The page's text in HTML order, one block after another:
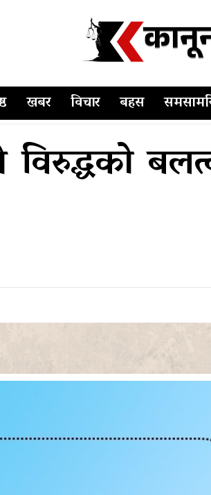
खबर विचार बहस